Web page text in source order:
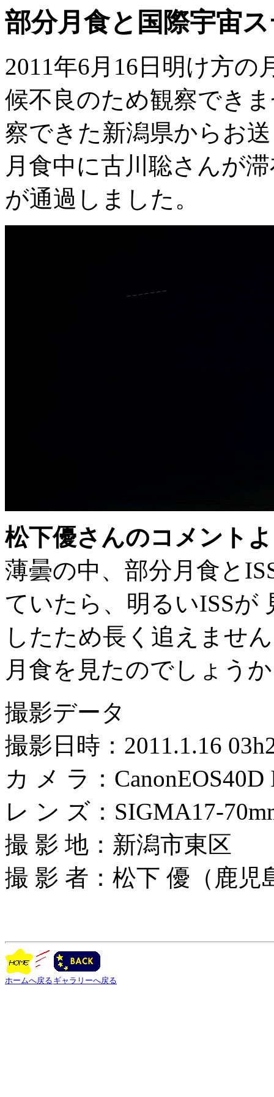
部分月食と国際宇宙
2011年6月16日明け方
候不良のため観察でき
察できた新潟県からお
月食中に古川聡さんが
が通過しました。
松下優さんのコメント
薄曇の中、部分月食と
ていたら、明るいISSが
したため長く追えませ
月食を見たのでしょう
撮影データ
撮影日時：2011.1.16
カ メ ラ：CanonEOS40D
レ ン ズ：SIGMA17-
撮 影 地：新潟市東区
撮 影 者：松下 優（鹿児
ホームへ戻る ギャラリーへ戻る